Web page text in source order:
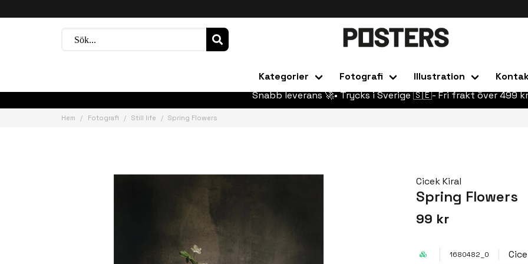
Kategorier Fotografi Illustration
Snabb leverans 🚀• Trycks i Sverige 🇸🇪- Fri frakt över 499
Hem Fotografi Still life Spring Flowers
Cicek Kiral
Spring Flowers
99 kr
1680482_0